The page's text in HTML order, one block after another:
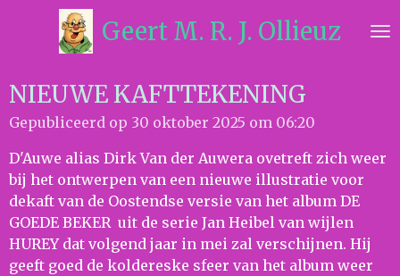
de
hoofdinhoud
Geert M. R. J. Ollieuz
NIEUWE KAFTTEKENING
Gepubliceerd op 30 oktober 2025 om 06:20
D'Auwe alias Dirk Van der Auwera ovetreft zich weer
bij het ontwerpen van een nieuwe illustratie voor
dekaft van de Oostendse versie van het album DE
GOEDE BEKER uit de serie Jan Heibel van wijlen
HUREY dat volgend jaar in mei zal verschijnen. Hij
geeft goed de koldereske sfeer van het album weer